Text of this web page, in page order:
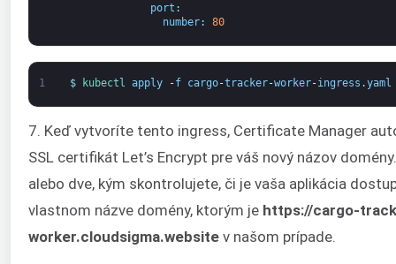
port :
number: 80
1 $ kubectl apply -f cargo-tracker-worker-ingress .yaml
7. Keď vytvoríte tento ingress, Certificate Manager
SSL certifikát Let’s Encrypt pre váš nový názov
alebo dve, kým skontrolujete, či je vaša aplikácia
vlastnom názve domény, ktorým je https://cargo-
worker.cloudsigma.website v našom prípade.